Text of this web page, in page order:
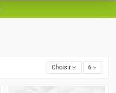
Choisir 6